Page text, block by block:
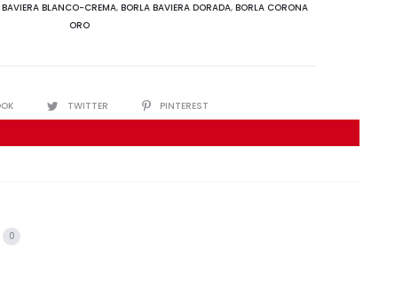
BAVIERA BLANCO-CREMA, BORLA BAVIERA DORADA, BORLA CORONA
ORO
TWITTER PINTEREST
0